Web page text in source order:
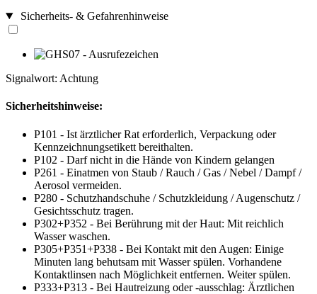
Sicherheits- & Gefahrenhinweise
Signalwort: Achtung
Sicherheitshinweise:
P101 - Ist ärztlicher Rat erforderlich, Verpackung oder
Kennzeichnungsetikett bereithalten.
P102 - Darf nicht in die Hände von Kindern gelangen
P261 - Einatmen von Staub / Rauch / Gas / Nebel / Dampf /
Aerosol vermeiden.
P280 - Schutzhandschuhe / Schutzkleidung / Augenschutz /
Gesichtsschutz tragen.
P302+P352 - Bei Berührung mit der Haut: Mit reichlich
Wasser waschen.
P305+P351+P338 - Bei Kontakt mit den Augen: Einige
Minuten lang behutsam mit Wasser spülen. Vorhandene
Kontaktlinsen nach Möglichkeit entfernen. Weiter spülen.
P333+P313 - Bei Hautreizung oder -ausschlag: Ärztlichen